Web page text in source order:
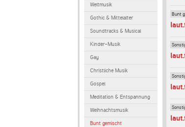
Weltmusik
Gothic & Mittelalter
Soundtracks & Musical
Kinder-Musik
Gay
Christliche Musik
Gospel
Meditation & Entspannung
Weihnachtsmusik
Bunt gemischt
Bunt